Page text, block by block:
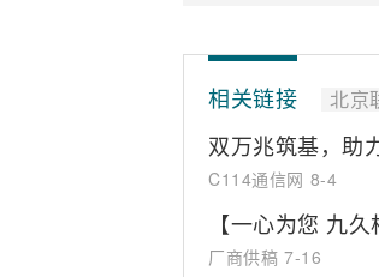
相关链接 北京
双万兆筑基，助
C114通信网 8-4
【一心为您 九
厂商供稿 7-16